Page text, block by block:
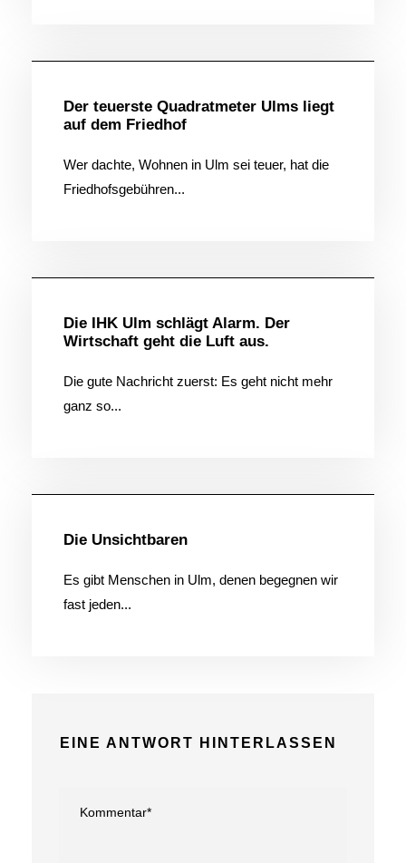
Der teuerste Quadratmeter Ulms liegt
auf dem Friedhof
Wer dachte, Wohnen in Ulm sei teuer, hat die
Friedhofsgebühren...
Die IHK Ulm schlägt Alarm. Der
Wirtschaft geht die Luft aus.
Die gute Nachricht zuerst: Es geht nicht mehr
ganz so...
Die Unsichtbaren
Es gibt Menschen in Ulm, denen begegnen wir
fast jeden...
EINE ANTWORT HINTERLASSEN